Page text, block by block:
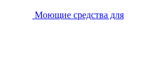
Моющие средства для